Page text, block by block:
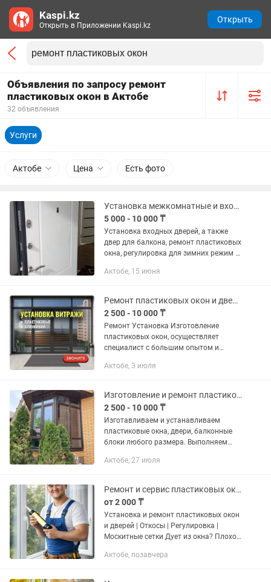
Объявления по запросу ремонт
пластиковых окон в Актобе
32 объявления
Услуги
Актобе Цена Есть фото
Установка межкомнатные и входные дверей ремонт окна пластиковые
5 000 - 10 000 ₸
Установка входных дверей, а также
двер для балкона, ремонт пластиковых
окна, регулировка для зимних режим в
цена договорная
Актобе, 15 июня
Ремонт пластиковых окон и дверей
2 500 - 10 000 ₸
Ремонт Установка Изготовление
пластиковых окон, осуществляет
специалист c большим опытом и
Мастер по ремонту пластиковых окон и
Актобе, 3 июля
Изготовление и ремонт пластиковых окон, балкон и лоджии
2 500 - 10 000 ₸
Изготавливаем и устанавливаем
пластиковые окна, двери, балконные
блоки любого размера. Выполняем
балконов и лоджий под ключ. Также
Актобе, 27 июля
Ремонт и сервис пластиковых окон и дверей! Услуги мастера!
от 2 000 ₸
Установка и ремонт пластиковых окон
и дверей | Откосы | Регулировка |
Москитные сетки Дует из окна? Плохо
Установим и быстро устраним
Актобе, позавчера
Kaspi.kz
Открыть в Приложении Kaspi.kz
Открыть